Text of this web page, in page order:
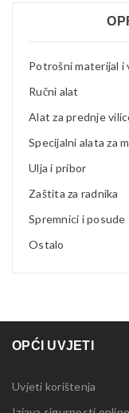
Potrošni materijal i
Ručni alat
Alat za prednje
Specijalni alata za
Ulja i pribor
Zaštita za radnika
Spremnici i posude
Ostalo
OPĆI UVJETI
Uvjeti korištenja